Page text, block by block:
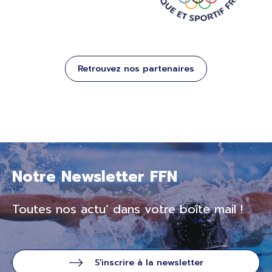
Retrouvez nos partenaires
Notre Newsletter FFN
Toutes nos actu’ dans votre boîte mail !
S'inscrire à la newsletter